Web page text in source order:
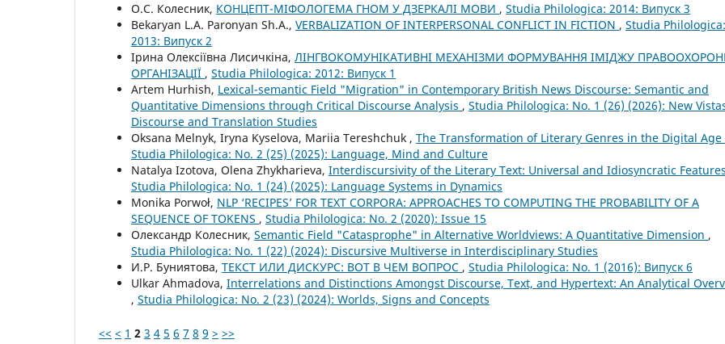
О.С. Колесник, КОНЦЕПТ-МІФОЛОГЕМА ГНОМ У ДЗЕРКАЛІ МОВИ , Studia Philologica: 2014: Випуск 3
Bekaryan L.A. Paronyan Sh.A., VERBALIZATION OF INTERPERSONAL CONFLICT IN FICTION , Studia Philologica:
2013: Випуск 2
Ірина Олексіївна Лисичкіна, ЛІНГВОКОМУНІКАТИВНІ МЕХАНІЗМИ ФОРМУВАННЯ ІМІДЖУ
ОРГАНІЗАЦІЇ , Studia Philologica: 2012: Випуск 1
Artem Hurhish, Lexical-semantic Field "Migration" in Contemporary British News Discourse: Semantic and
Quantitative Dimensions through Critical Discourse Analysis , Studia Philologica: No. 1 (26) (2026): New
Discourse and Translation Studies
Oksana Melnyk, Iryna Kyselova, Mariia Tereshchuk , The Transformation of Literary Genres in the Digital Age
Studia Philologica: No. 2 (25) (2025): Language, Mind and Culture
Natalya Izotova, Olena Zhykharieva, Interdiscursivity of the Literary Text: Universal and Idiosyncratic Features
Studia Philologica: No. 1 (24) (2025): Language Systems in Dynamics
Monika Porwoł, NLP ‘RECIPES’ FOR TEXT CORPORA: APPROACHES TO COMPUTING THE PROBABILITY OF A
SEQUENCE OF TOKENS , Studia Philologica: No. 2 (2020): Issue 15
Олександр Колесник, Semantic Field "Catasprophe" in Alternative Worldviews: A Quantitative Dimension ,
Studia Philologica: No. 1 (22) (2024): Discursive Multiverse in Interdisciplinary Studies
И.Р. Буниятова, ТЕКСТ ИЛИ ДИСКУРС: ВОТ В ЧЕМ ВОПРОС , Studia Philologica: No. 1 (2016): Випуск 6
Ulkar Ahmadova, Interrelations and Distinctions Amongst Discourse, Text, and Hypertext: An Analytical
, Studia Philologica: No. 2 (23) (2024): Worlds, Signs and Concepts
<< < 1 2 3 4 5 6 7 8 9 > >>